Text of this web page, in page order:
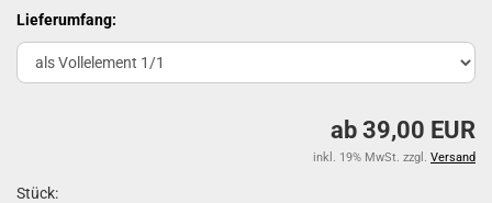
Lieferumfang:
ab 39,00 EUR
inkl. 19% MwSt. zzgl. Versand
Stück: